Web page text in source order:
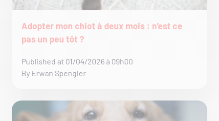
Adopter mon chiot à deux mois : n’est ce
pas un peu tôt ?
Published at 01/04/2026 à 09h00
By Erwan Spengler